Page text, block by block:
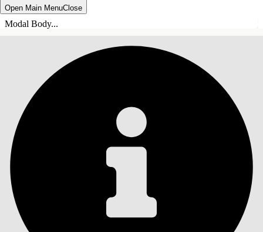
Open Main MenuClose
Modal Body...
INHOUDSOPGAVE